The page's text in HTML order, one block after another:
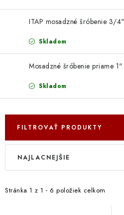
PREČO SA OPLATÍ KUPOVAŤ
CEZ TERMOOBCHOD.SK
Doprava a Platba
ITAP mosadzné šróbenie 3/4"
Skladom
Mosadzné šróbenie priame 1"
Skladom
FILTROVAŤ PRODUKTY
V
i
Stránka 1 z 1 - 6 položiek celkom
R
e
NAJLACNEJŠIE